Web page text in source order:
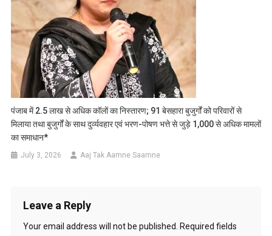
पंजाब में 2.5 लाख से अधिक कॉलों का निस्तारण; 91 बेसहारा बुजुर्गों को परिवारों से
मिलाया तथा बुजुर्गों के साथ दुर्व्यवहार एवं भरण-पोषण भत्ते से जुड़े 1,000 से अधिक मामलों
का समाधान*
July 3, 2026 Aaj Tak Aamne Saamne
Leave a Reply
Your email address will not be published. Required fields